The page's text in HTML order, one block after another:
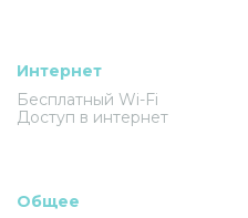
Интернет
Бесплатный Wi-Fi
Доступ в интернет
Общее